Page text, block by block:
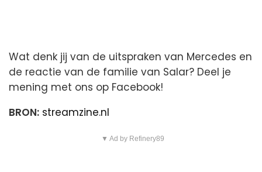
Wat denk jij van de uitspraken van Mercedes en
de reactie van de familie van Salar? Deel je
mening met ons op Facebook!
BRON: streamzine.nl
▼ Ad by Refinery89